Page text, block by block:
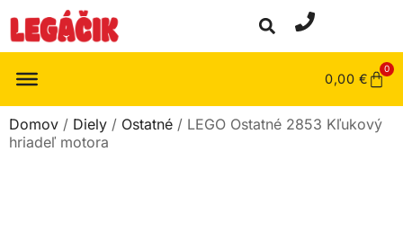
0,00 €
0
Domov / Diely / Ostatné / LEGO Ostatné 2853 Kľukový
hriadeľ motora